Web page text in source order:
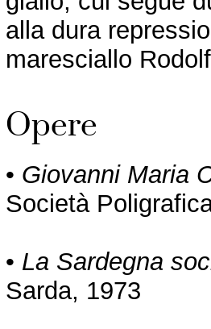
alla dura
maresciallo
Opere
• Giovanni Maria
Società
• La Sardegna
Sarda, 1973